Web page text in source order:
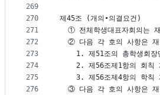
269
270
271
272
273
274
275
276
제45조 (개의∙의결요건)
① 전체학생대표자회의는
② 다음 각 호의 사항은
1. 제51조의 총학생회장
2. 제56조제1항의 회칙
3. 제56조제4항의 학칙
③ 다음 각 호의 사항은 재